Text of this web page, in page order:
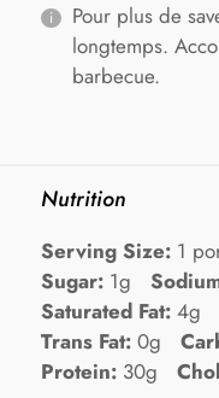
Pour plus de
longtemps.
barbecue.
Nutrition
Serving Size: 1
Sugar: 1g
Saturated Fat: 4g
Trans Fat: 0g
Protein: 30g